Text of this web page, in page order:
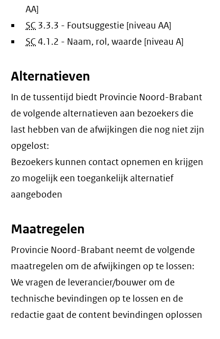
AA]
SC 3.3.3 - Foutsuggestie [niveau AA]
SC 4.1.2 - Naam, rol, waarde [niveau A]
Alternatieven
In de tussentijd biedt Provincie Noord-Brabant
de volgende alternatieven aan bezoekers die
last hebben van de afwijkingen die nog niet zijn
opgelost:
Bezoekers kunnen contact opnemen en krijgen
zo mogelijk een toegankelijk alternatief
aangeboden
Maatregelen
Provincie Noord-Brabant neemt de volgende
maatregelen om de afwijkingen op te lossen:
We vragen de leverancier/bouwer om de
technische bevindingen op te lossen en de
redactie gaat de content bevindingen oplossen